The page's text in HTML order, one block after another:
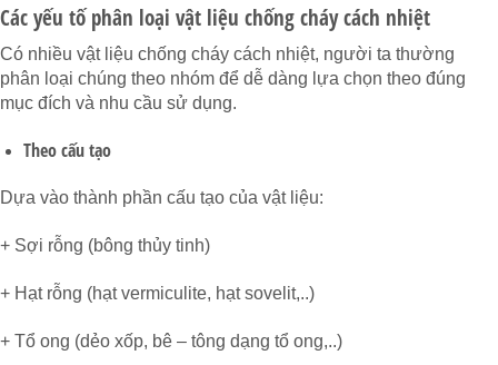
Các yếu tố phân loại vật liệu chống cháy cách nhiệt
Có nhiều vật liệu chống cháy cách nhiệt, người ta thường
phân loại chúng theo nhóm để dễ dàng lựa chọn theo đúng
mục đích và nhu cầu sử dụng.
Theo cấu tạo
Dựa vào thành phần cấu tạo của vật liệu:
+ Sợi rỗng (bông thủy tinh)
+ Hạt rỗng (hạt vermiculite, hạt sovelit,..)
+ Tổ ong (dẻo xốp, bê – tông dạng tổ ong,..)